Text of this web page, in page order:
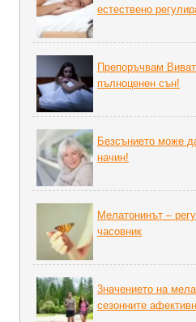
естествено
Препоръчвам
пълноценен сън!
Безсънието може
начин!
Мелатонинът –
часовник
3начението на
сезонните